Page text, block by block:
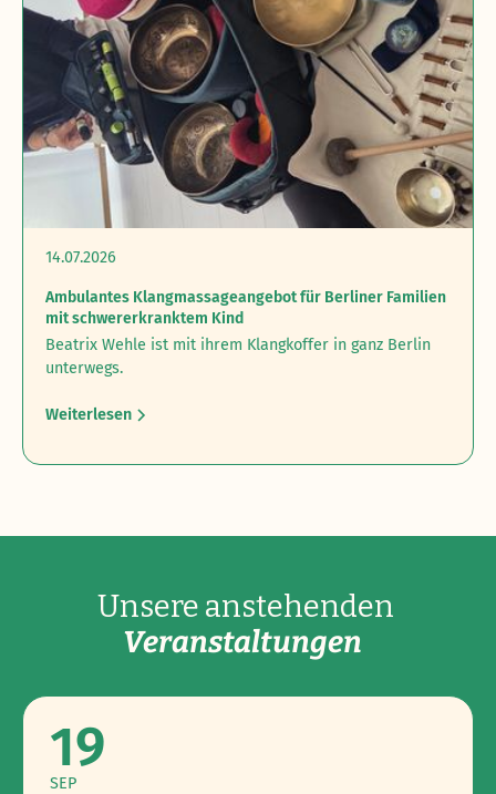
14.07.2026
Ambulantes Klangmassageangebot für Berliner Familien
mit schwererkranktem Kind
Beatrix Wehle ist mit ihrem Klangkoffer in ganz Berlin
unterwegs.
Weiterlesen
Unsere anstehenden
Veranstaltungen
19
SEP